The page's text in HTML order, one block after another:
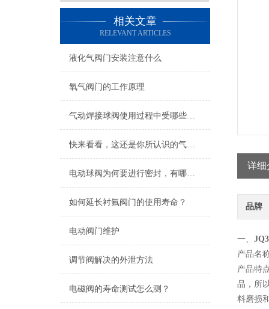
相关文章
RELEVANT ARTICLES
液化气阀门安装注意什么
氧气阀门的工作原理
气动焊接球阀使用过程中受哪些因素影响？
快来看看，这还是你所认识的气动三通球阀吗
电动球阀为何要进行密封，有哪些密封结构？
如何延长衬氟阀门的使用寿命？
电动阀门维护
调节阀解决的外泄方法
电磁阀的寿命测试怎么测？
详细
品牌
一、
产品名
产品特
品，所
料磨损